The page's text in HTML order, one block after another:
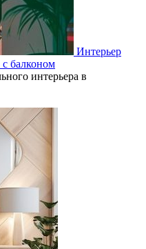
Интерьер
балконом
интерьера в